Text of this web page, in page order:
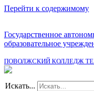
Перейти к содержимому
Государственное
образовательное
ПОВОЛЖСКИЙ КОЛЛЕДЖ
Искать...